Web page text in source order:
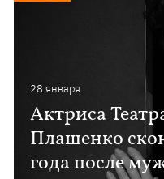
28 января
Актриса
Плашенко
года после